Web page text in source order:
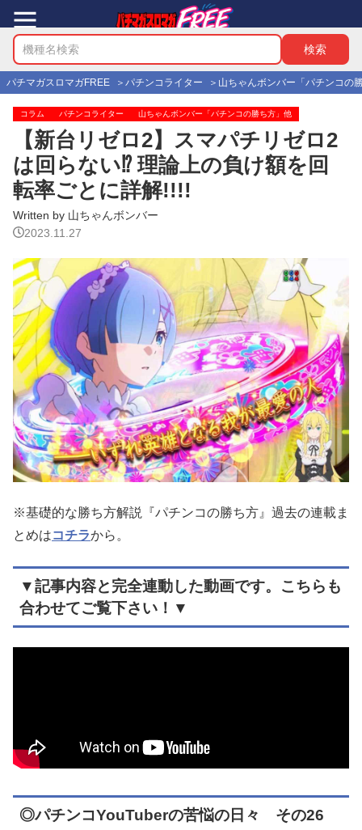
パチマガスロマガFREE パチンコライター 山ちゃんボンバー「パチンコの
コラム パチンコライター 山ちゃんボンバー「パチンコの勝ち方」他
【新台リゼロ2】スマパチリゼロ2
は回らない⁉ 理論上の負け額を回
転率ごとに詳解!!!!
Written by 山ちゃんボンバー
2023.11.27
※基礎的な勝ち方解説『パチンコの勝ち方』過去の連載ま
とめはコチラから。
▼記事内容と完全連動した動画です。こちらも
合わせてご覧下さい！▼
◎パチンコYouTuberの苦悩の日々 その26